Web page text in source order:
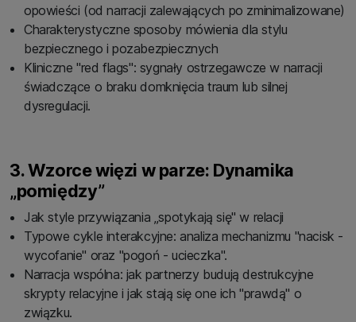
opowieści (od narracji zalewających po zminimalizowane)
Charakterystyczne sposoby mówienia dla stylu
bezpiecznego i pozabezpiecznych
Kliniczne "red flags": sygnały ostrzegawcze w narracji
świadczące o braku domknięcia traum lub silnej
dysregulacji.
3. Wzorce więzi w parze: Dynamika
„pomiędzy”
Jak style przywiązania „spotykają się" w relacji
Typowe cykle interakcyjne: analiza mechanizmu "nacisk -
wycofanie" oraz "pogoń - ucieczka".
Narracja wspólna: jak partnerzy budują destrukcyjne
skrypty relacyjne i jak stają się one ich "prawdą" o
związku.